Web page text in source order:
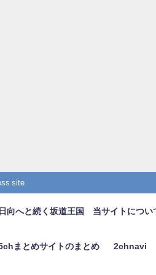
site
日向へと続く坂道王国 当サイトにつ
まとめサイトのまとめ 2chnavi